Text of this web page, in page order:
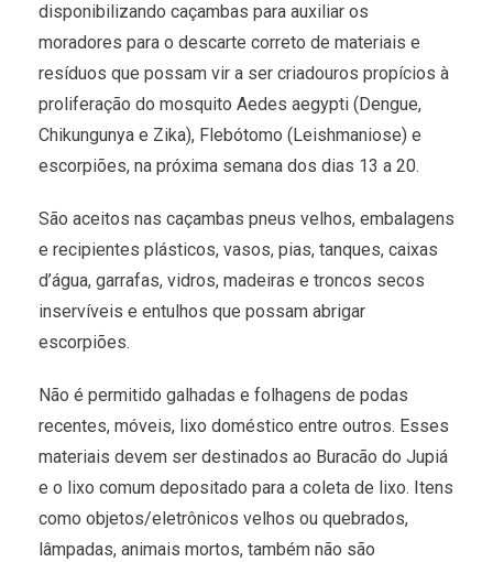
disponibilizando caçambas para auxiliar os
moradores para o descarte correto de materiais e
resíduos que possam vir a ser criadouros propícios à
proliferação do mosquito Aedes aegypti (Dengue,
Chikungunya e Zika), Flebótomo (Leishmaniose) e
escorpiões, na próxima semana dos dias 13 a 20.
São aceitos nas caçambas pneus velhos, embalagens
e recipientes plásticos, vasos, pias, tanques, caixas
d’água, garrafas, vidros, madeiras e troncos secos
inservíveis e entulhos que possam abrigar
escorpiões.
Não é permitido galhadas e folhagens de podas
recentes, móveis, lixo doméstico entre outros. Esses
materiais devem ser destinados ao Buracão do Jupiá
e o lixo comum depositado para a coleta de lixo. Itens
como objetos/eletrônicos velhos ou quebrados,
lâmpadas, animais mortos, também não são